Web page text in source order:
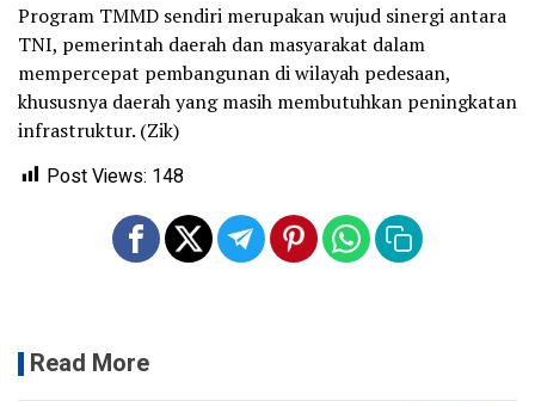
Program TMMD sendiri merupakan wujud sinergi antara
TNI, pemerintah daerah dan masyarakat dalam
mempercepat pembangunan di wilayah pedesaan,
khususnya daerah yang masih membutuhkan peningkatan
infrastruktur. (Zik)
Post Views: 148
Read More